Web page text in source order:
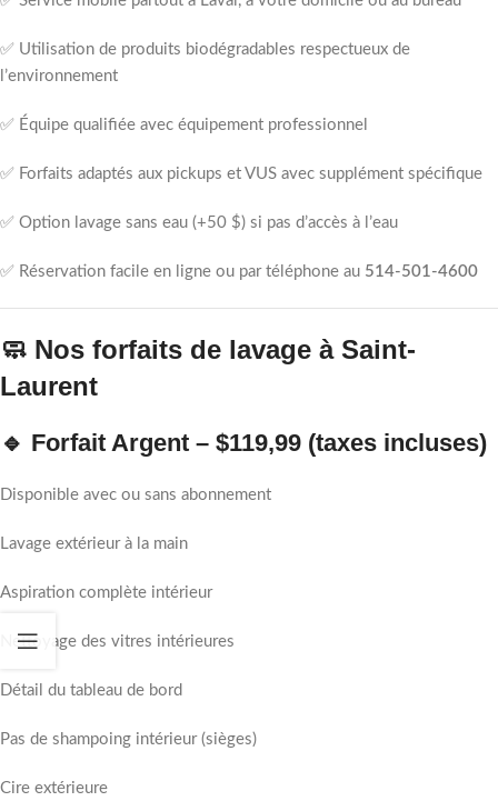
✅ Utilisation de produits biodégradables respectueux de
l’environnement
✅ Équipe qualifiée avec équipement professionnel
✅ Forfaits adaptés aux pickups et VUS avec supplément spécifique
✅ Option lavage sans eau (+50 $) si pas d’accès à l’eau
✅ Réservation facile en ligne ou par téléphone au 514-501-4600
🧼 Nos forfaits de lavage à Saint-
Laurent
🔹 Forfait Argent – $119,99 (taxes incluses)
Disponible avec ou sans abonnement
Lavage extérieur à la main
Aspiration complète intérieur
Nettoyage des vitres intérieures
Détail du tableau de bord
Pas de shampoing intérieur (sièges)
Cire extérieure